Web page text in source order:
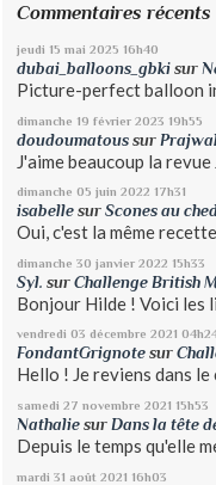
Commentaires récents
jeudi 15 mai 2025 16h40
dubai_balloons_gbki sur
Picture-perfect balloon
dimanche 19 février 2023 19h55
doudoumatous sur
J'aime beaucoup la
dimanche 05 juin 2022 17h31
isabelle surScones au
Oui, c'est la même
dimanche 30 janvier 2022 15h33
Syl. surChallenge British
Bonjour Hilde ! Voici les
vendredi 03 décembre 2021
FondantGrignote sur
Hello ! Je reviens dans
samedi 27 novembre 2021 15h53
Nathalie surDans la tête
Depuis le temps qu'elle
mardi 31 août 2021 16h03